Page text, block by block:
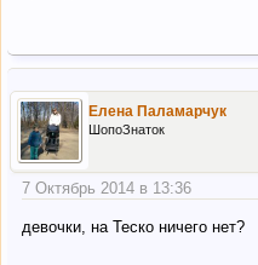
Елена Паламарчук
ШопоЗнаток
7 Октябрь 2014 в 13:36
девочки, на Теско ничего нет?